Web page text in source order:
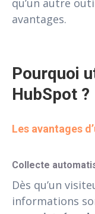
avantages.
Pourquoi
HubSpot ?
Les avantages
Collecte
Dès qu’un
informations